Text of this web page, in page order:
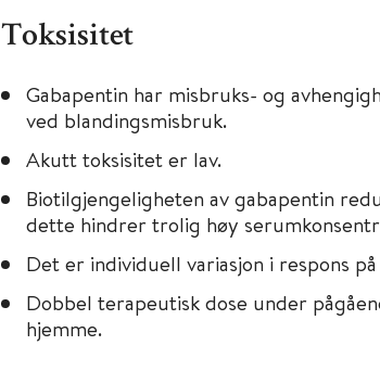
Toksisitet
Gabapentin har misbruks- og
ved blandingsmisbruk.
Akutt toksisitet er lav.
Biotilgjengeligheten av gabapentin
dette hindrer trolig høy
Det er individuell variasjon i respons
Dobbel terapeutisk dose under
hjemme.